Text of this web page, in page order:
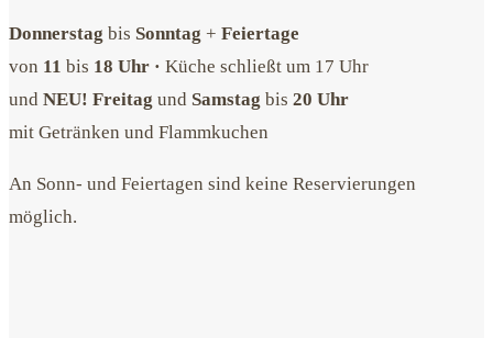
Donnerstag bis Sonntag + Feiertage
von 11 bis 18 Uhr · Küche schließt um 17 Uhr
und NEU! Freitag und Samstag bis 20 Uhr
mit Getränken und Flammkuchen
An Sonn- und Feiertagen sind keine Reservierungen
möglich.